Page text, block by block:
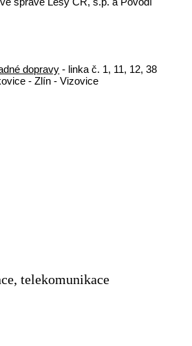
dopravy - linka č. 1, 11, 12, 38
- Zlín - Vizovice
telekomunikace